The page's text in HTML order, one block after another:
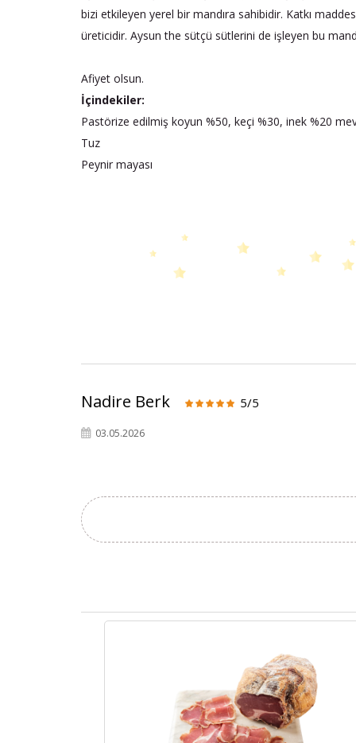
bizi etkileyen yerel bir mandıra sahibidir. Katkı
üreticidir. Aysun the sütçü sütlerini de işleyen bu
Afiyet olsun.
İçindekiler:
Pastörize edilmiş koyun %50, keçi %30, inek %20
Tuz
Peynir mayası
Nadire Berk 5/5
03.05.2026